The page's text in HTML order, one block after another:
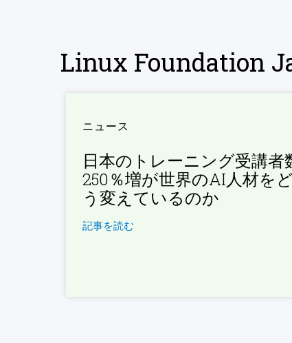
Linux Foundation
ニュース
日本のトレーニング受講者
250％増が世界のAI人材をど
う変えているのか
記事を読む